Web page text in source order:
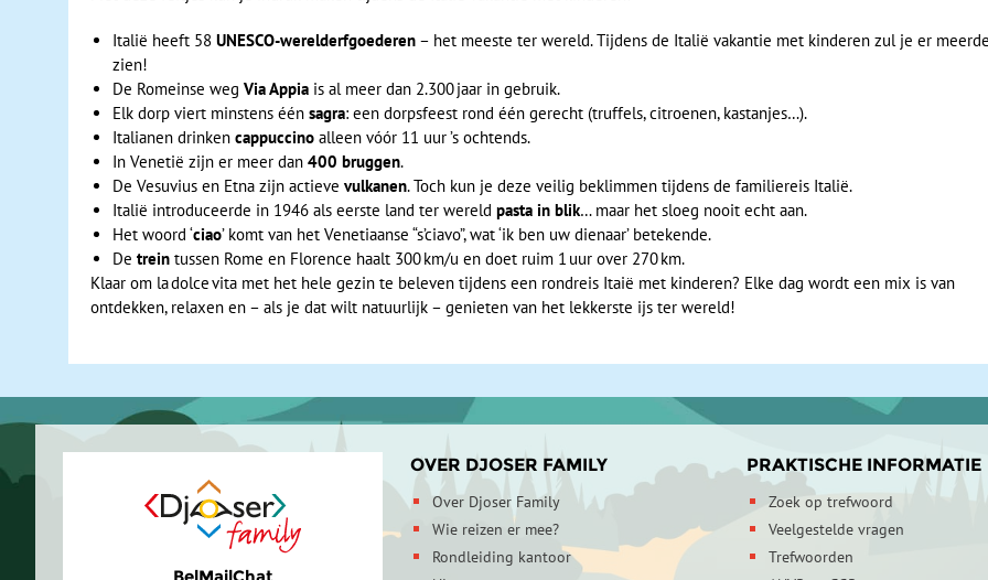
Italië heeft 58 UNESCO‑werelderfgoederen – het meeste ter wereld. Tijdens de Italië vakantie met kinderen zul je er
zien!
De Romeinse weg Via Appia is al meer dan 2.300 jaar in gebruik.
Elk dorp viert minstens één sagra: een dorpsfeest rond één gerecht (truffels, citroenen, kastanjes…).
Italianen drinken cappuccino alleen vóór 11 uur ’s ochtends.
In Venetië zijn er meer dan 400 bruggen.
De Vesuvius en Etna zijn actieve vulkanen. Toch kun je deze veilig beklimmen tijdens de familiereis Italië.
Italië introduceerde in 1946 als eerste land ter wereld pasta in blik… maar het sloeg nooit echt aan.
Het woord ‘ciao’ komt van het Venetiaanse “s’ciavo”, wat ‘ik ben uw dienaar’ betekende.
De trein tussen Rome en Florence haalt 300 km/u en doet ruim 1 uur over 270 km.
Klaar om la dolce vita met het hele gezin te beleven tijdens een rondreis Itaië met kinderen? Elke dag wordt een mix is van
ontdekken, relaxen en – als je dat wilt natuurlijk – genieten van het lekkerste ijs ter wereld!
OVER DJOSER FAMILY
Over Djoser Family
Wie reizen er mee?
Rondleiding kantoor
PRAKTISCHE INFORMATIE
Zoek op trefwoord
Veelgestelde vragen
Trefwoorden